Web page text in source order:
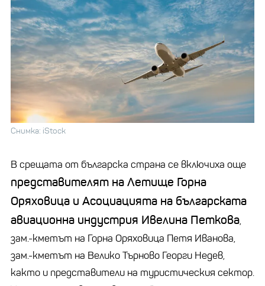
Снимка: iStock
В срещата от българска страна се включиха още
представителят на Летище Горна
Оряховица и Асоциацията на българската
авиационна индустрия Ивелина Петкова,
зам.-кметът на Горна Оряховица Петя Иванова,
зам.-кметът на Велико Търново Георги Недев,
както и представители на туристическия сектор.